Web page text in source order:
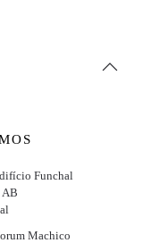
Funchal
AB
Machico